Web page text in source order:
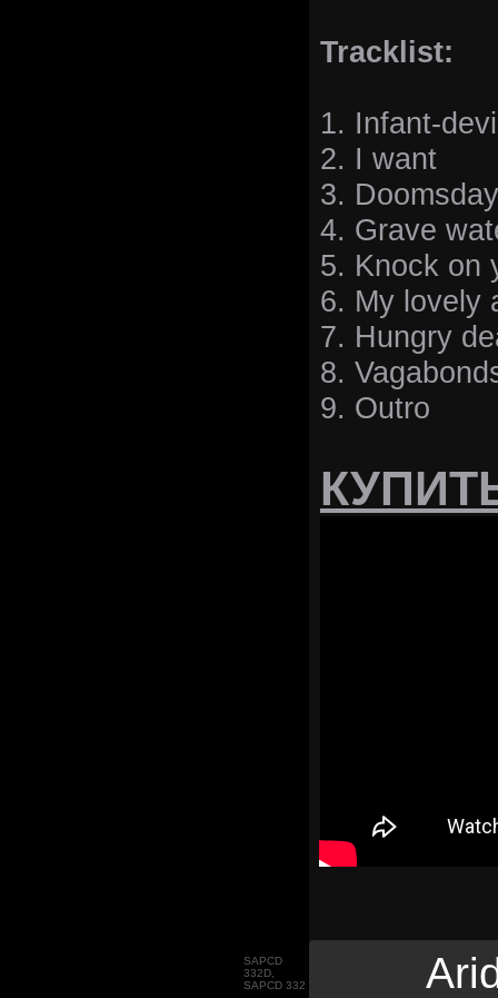
Tracklist:
1. Infant-
2. I want
3. Doomsday
4. Grave
5. Knock on
6. My lovely
7. Hungry
8.
9. Outro
SAPCD
332D,
SAPCD 332